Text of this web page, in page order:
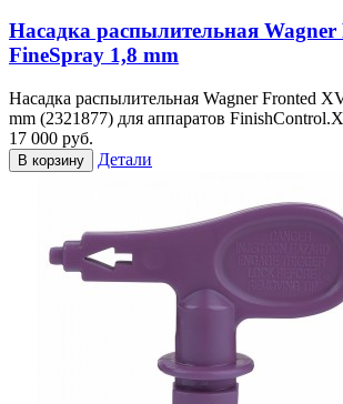
Насадка распылительная
FineSpray 1,8 mm
Насадка распылительная Wagner Fronted
mm (2321877) для аппаратов
17 000 руб.
В корзину Детали